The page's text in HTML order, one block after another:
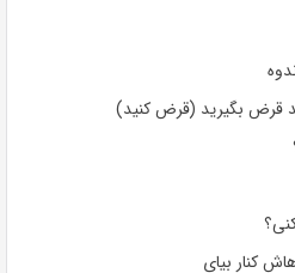
قرض بگیرید (قرض کنید)
​​کنار بیای